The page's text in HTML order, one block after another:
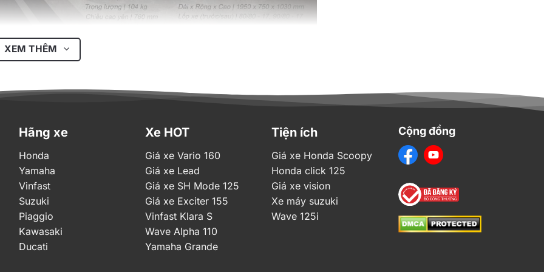
ảnh: Kymco Việt Nam
50
Hi mới nhất hôm nay 2026
hợp với nữ giới và học sinh sinh viên, đối thủ nặng ký
110 phân khối, sử dụng đèn pha halogen, cặp xi-nhan cỡ
vuốt nhọn rất đẹp mắt và thu hút.
bị động cơ một xi-lanh dung tích 50 phân khối, làm
tua máy 8.500 vòng/phút, mô-men xoắn cực đại 3,5
XEM THÊM
Hãng xe
Honda
Yamaha
Vinfast
Suzuki
Piaggio
Kawasaki
Ducati
Xe HOT
Giá xe Vario 160
Giá xe Lead
Giá xe SH Mode 125
Giá xe Exciter 155
Vinfast Klara S
Wave Alpha 110
Yamaha Grande
Tiện ích
Giá xe Honda Scoopy
Honda click 125
Giá xe vision
Xe máy suzuki
Wave 125i
Cộng đồng